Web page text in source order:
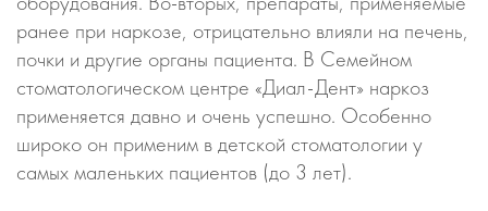
ранее при наркозе, отрицательно влияли на печень,
почки и другие органы пациента. В Семейном
стоматологическом центре «Диал-Дент» наркоз
применяется давно и очень успешно. Особенно
широко он применим в детской стоматологии у
самых маленьких пациентов (до 3 лет).